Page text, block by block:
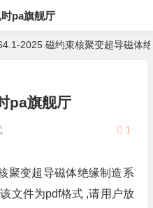
pa旗舰厅
2025 磁约束核聚变超导磁体
pa旗舰厅
1
聚变超导磁体绝缘制造系
文件为pdf格式 ,请用户放